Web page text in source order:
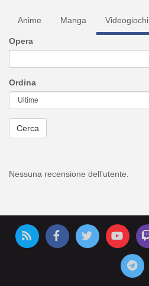
Anime Manga Videogiochi
Opera
Ordina
Cerca
Nessuna recensione dell'utente.